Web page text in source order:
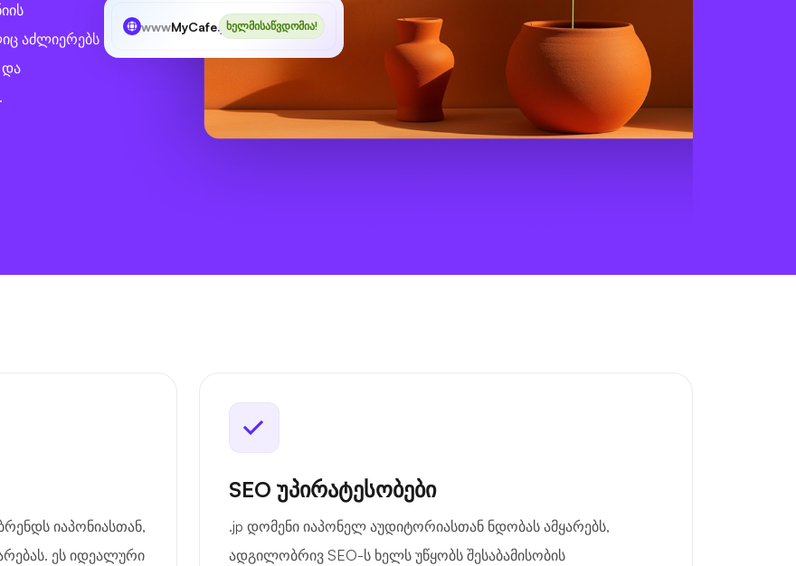
აძლიერებს
და
wwwMyCafe.jpხელმისაწვდომია!
იაპონიასთან,
ეს იდეალური
SEO უპირატესობები
.jp დომენი იაპონელ აუდიტორიასთან ნდობას ამყარებს,
ადგილობრივ SEO-ს ხელს უწყობს შესაბამისობის